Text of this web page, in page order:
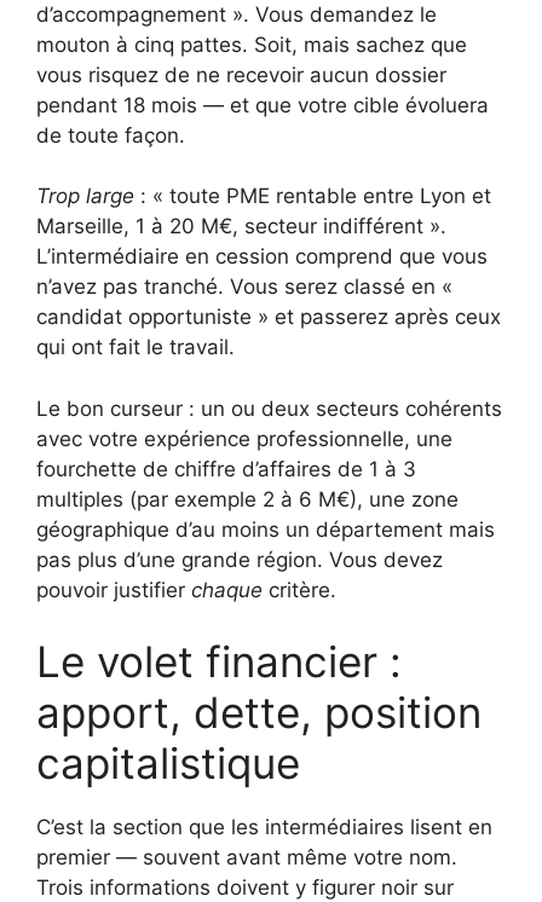
d’accompagnement ». Vous demandez le
mouton à cinq pattes. Soit, mais sachez que
vous risquez de ne recevoir aucun dossier
pendant 18 mois — et que votre cible évoluera
de toute façon.
Trop large : « toute PME rentable entre Lyon et
Marseille, 1 à 20 M€, secteur indifférent ».
L’intermédiaire en cession comprend que vous
n’avez pas tranché. Vous serez classé en «
candidat opportuniste » et passerez après ceux
qui ont fait le travail.
Le bon curseur : un ou deux secteurs cohérents
avec votre expérience professionnelle, une
fourchette de chiffre d’affaires de 1 à 3
multiples (par exemple 2 à 6 M€), une zone
géographique d’au moins un département mais
pas plus d’une grande région. Vous devez
pouvoir justifier chaque critère.
Le volet financier :
apport, dette, position
capitalistique
C’est la section que les intermédiaires lisent en
premier — souvent avant même votre nom.
Trois informations doivent y figurer noir sur